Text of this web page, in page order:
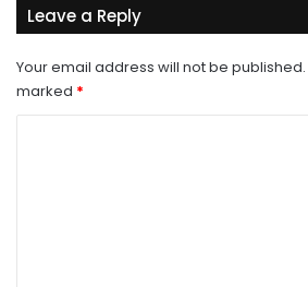
Leave a Reply
Your email address will not be published.
marked *